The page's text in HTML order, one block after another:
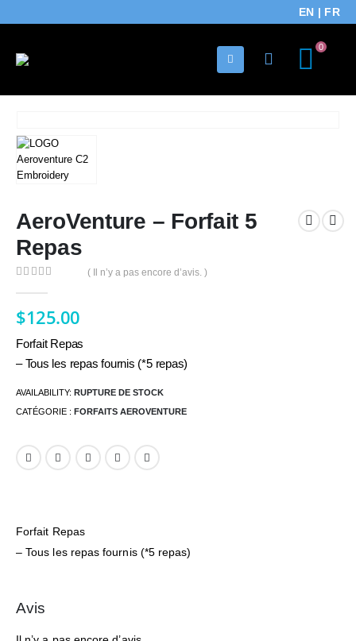
EN | FR
0
AeroVenture – Forfait 5
Repas
( Il n’y a pas encore d’avis. )
$125.00
Forfait Repas
– Tous les repas fournis (*5 repas)
AVAILABILITY: RUPTURE DE STOCK
CATÉGORIE : FORFAITS AEROVENTURE
Forfait Repas
– Tous les repas fournis (*5 repas)
Avis